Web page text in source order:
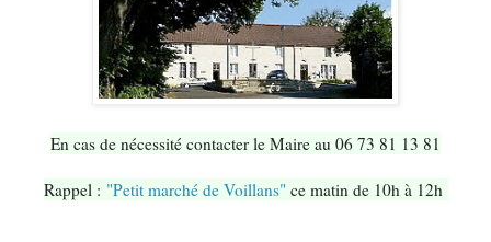
En cas de nécessité contacter le Maire au 06 73 81 13 81
Rappel : "Petit marché de Voillans" ce matin de 10h à 12h